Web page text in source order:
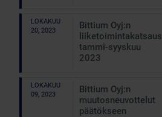
LOKAKUU
20, 2023
Bittium Oyj:n
liiketoimintakatsaus
tammi-syyskuu
2023
LOKAKUU
09, 2023
Bittium Oyj:n
muutosneuvottelut
päätökseen